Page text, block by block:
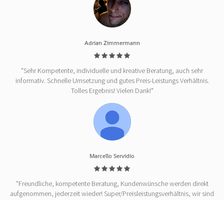
Adrian Zimmermann
"Sehr Kompetente, individuelle und kreative Beratung, auch sehr
informativ. Schnelle Umsetzung und gutes Preis-Leistungs Verhältnis.
Tolles Ergebnis! Vielen Dank!"
Marcello Servidio
"Freundliche, kompetente Beratung, Kundenwünsche werden direkt
aufgenommen, jederzeit wieder! Super/Preisleistungsverhältnis, wir sind